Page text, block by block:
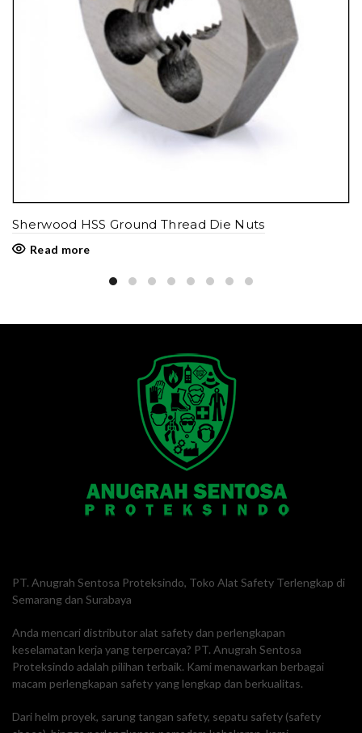
Sherwood HSS Ground Thread Die Nuts
Read more
PT. Anugrah Sentosa Proteksindo, Toko Alat Safety Terlengkap di
Semarang dan Surabaya
Anda mencari distributor alat safety dan perlengkapan
keselamatan kerja yang terpercaya? PT. Anugrah Sentosa
Proteksindo adalah pilihan terbaik. Kami menawarkan berbagai
macam perlengkapan safety yang lengkap dan berkualitas.
Dari helm proyek, sarung tangan safety, sepatu safety (safety